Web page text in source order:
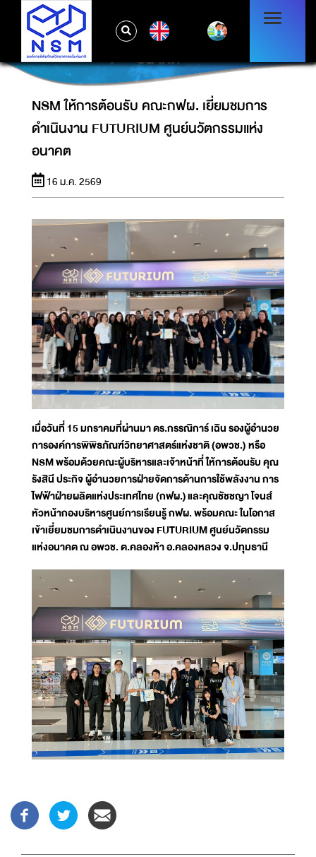
NSM ให้การต้อนรับ คณะกฟผ. เยี่ยมชมการ
ดำเนินงาน FUTURIUM ศูนย์นวัตกรรมแห่ง
อนาคต
NSM ให้การต้อนรับ คณะกฟผ. เยี่ยมชมการ
ดำเนินงาน FUTURIUM ศูนย์นวัตกรรมแห่ง
อนาคต
16 ม.ค. 2569
เมื่อวันที่ 15 มกราคมที่ผ่านมา ดร.กรรณิการ์ เฉิน รองผู้อำนวย
การองค์การพิพิธภัณฑ์วิทยาศาสตร์แห่งชาติ (อพวช.) หรือ
NSM พร้อมด้วยคณะผู้บริหารและเจ้าหน้าที่ ให้การต้อนรับ คุณ
รังสินี ประกิจ ผู้อำนวยการฝ่ายจัดการด้านการใช้พลังงาน การ
ไฟฟ้าฝ่ายผลิตแห่งประเทศไทย (กฟผ.) และคุณชัชชญา โจนส์
หัวหน้ากองบริหารศูนย์การเรียนรู้ กฟผ. พร้อมคณะ ในโอกาส
เข้าเยี่ยมชมการดำเนินงานของ FUTURIUM ศูนย์นวัตกรรม
แห่งอนาคต ณ อพวช. ต.คลองห้า อ.คลองหลวง จ.ปทุมธานี